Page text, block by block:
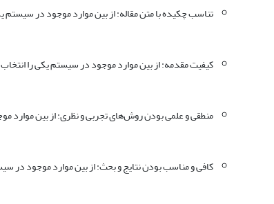
تناسب چکیده با متن مقاله: از بین موارد موجود در سیستم
کیفیت مقدمه: از بین موارد موجود در سیستم یکی را انتخاب
منطقی و علمی بودن روش‌های تجربی و نظری: از بین موارد
کافی و مناسب بودن نتایج و بحث: از بین موارد موجود در